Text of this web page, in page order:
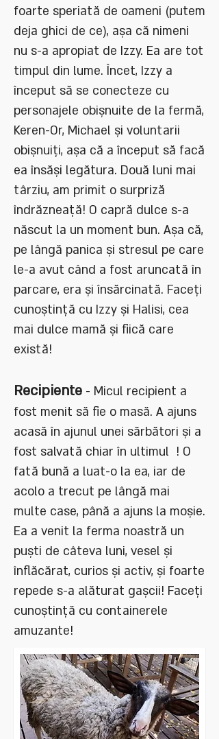
foarte speriată de oameni (putem
deja ghici de ce), așa că nimeni
nu s-a apropiat de Izzy. Ea are tot
timpul din lume. Încet, Izzy a
început să se conecteze cu
personajele obișnuite de la fermă,
Keren-Or, Michael și voluntarii
obișnuiți, așa că a început să facă
ea însăși legătura. Două luni mai
târziu, am primit o surpriză
îndrăzneață! O capră dulce s-a
născut la un moment bun. Așa că,
pe lângă panica și stresul pe care
le-a avut când a fost aruncată în
parcare, era și însărcinată. Faceți
cunoștință cu Izzy și Halisi, cea
mai dulce mamă și fiică care
există!
Recipiente - Micul recipient a
fost menit să fie o masă. A ajuns
acasă în ajunul unei sărbători și a
fost salvată chiar în ultimul ! O
fată bună a luat-o la ea, iar de
acolo a trecut pe lângă mai
multe case, până a ajuns la moșie.
Ea a venit la ferma noastră un
puști de câteva luni, vesel și
înflăcărat, curios și activ, și foarte
repede s-a alăturat gașcii! Faceți
cunoștință cu containerele
amuzante!